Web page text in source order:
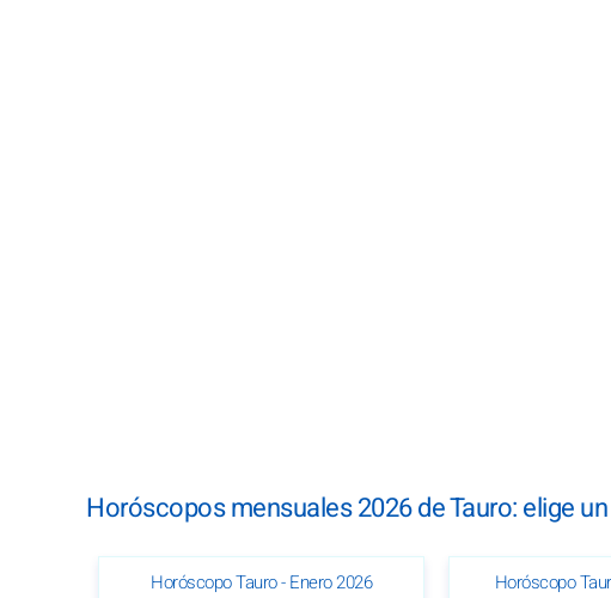
Horóscopos mensuales 2026 de Tauro: elige
Horóscopo Tauro - Enero 2026 Horóscopo